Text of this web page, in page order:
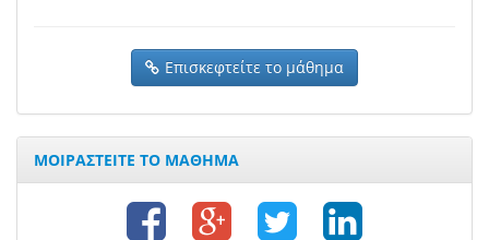
Επισκεφτείτε το μάθημα
ΜΟΙΡΑΣΤΕΙΤΕ ΤΟ ΜΑΘΗΜΑ